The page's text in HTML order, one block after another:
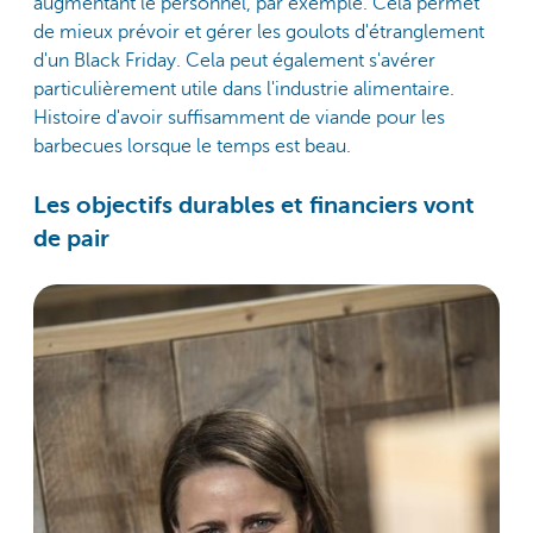
de mieux prévoir et gérer les goulots d'étranglement
d'un Black Friday. Cela peut également s'avérer
particulièrement utile dans l'industrie alimentaire.
Histoire d'avoir suffisamment de viande pour les
barbecues lorsque le temps est beau.
Les objectifs durables et financiers vont
de pair